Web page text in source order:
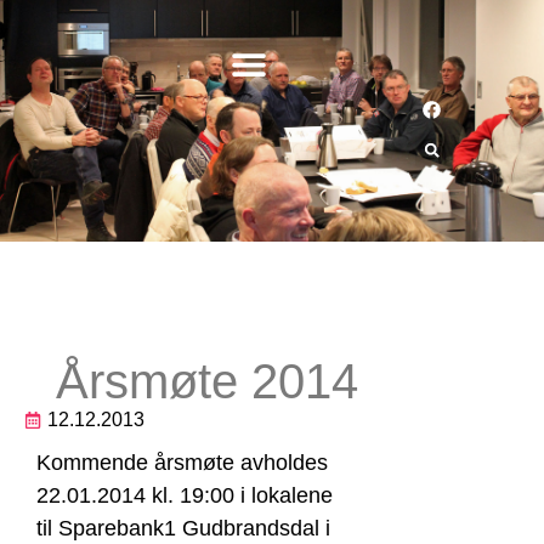
Årsmøte 2014
12.12.2013
Kommende årsmøte avholdes
22.01.2014 kl. 19:00 i lokalene
til Sparebank1 Gudbrandsdal i